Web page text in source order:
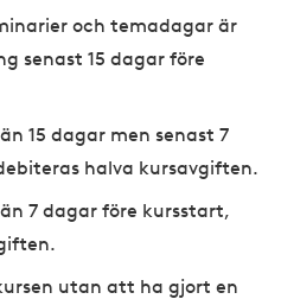
och temadagar är
senast 15 dagar före
15 dagar men senast 7
halva kursavgiften.
7 dagar före kursstart,
utan att ha gjort en